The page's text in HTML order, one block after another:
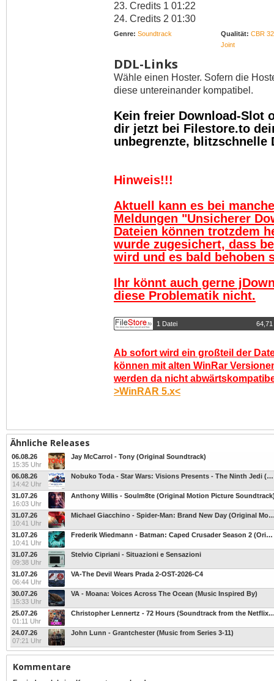
23. Credits 1 01:22
24. Credits 2 01:30
Genre: Soundtrack Qualität: CBR
Joint
DDL-Links
Wähle einen Hoster. Sofern die
diese untereinander kompatibel.
Kein freier Download-Slot
dir jetzt bei Filestore.to
unbegrenzte, blitzschnelle
Hinweis!!!
Aktuell kann es bei
Meldungen "Unsicherer
Dateien können trotzdem
wurde zugesichert, dass
wird und es bald behoben
Ihr könnt auch gerne
diese Problematik nicht.
1 Datei 64,71
Ab sofort wird ein großteil der
können mit alten WinRar
werden da nicht
>WinRAR 5.x<
Ähnliche Releases
06.08.26
15:35 Uhr
Jay McCarrol - Tony (Original Soundtrack)
06.08.26
14:42 Uhr
Nobuko Toda - Star Wars: Visions Presents - The Ninth Jedi (Original Soundtrack)
31.07.26
16:03 Uhr
Anthony Willis - Soulm8te (Original Motion Picture
31.07.26
10:41 Uhr
Michael Giacchino - Spider-Man: Brand New Day
31.07.26
10:41 Uhr
Frederik Wiedmann - Batman: Caped Crusader Season 2 (Original Television
31.07.26
09:38 Uhr
Stelvio Cipriani - Situazioni e Sensazioni
31.07.26
06:44 Uhr
VA-The Devil Wears Prada 2-OST-2026-C4
30.07.26
15:33 Uhr
VA - Moana: Voices Across The Ocean (Music Inspired By)
25.07.26
01:11 Uhr
Christopher Lennertz - 72 Hours
24.07.26
07:21 Uhr
John Lunn - Grantchester (Music from Series 3-11)
Kommentare